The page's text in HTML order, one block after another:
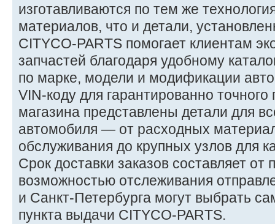
изготавливаются по тем же
материалов, что и детали,
CITYCO-PARTS помогает клиентам
запчастей благодаря удобному
по марке, модели и модификации
VIN-коду для гарантированно
магазина представлены детали для
автомобиля — от расходных
обслуживания до крупных узлов для
Срок доставки заказов составляет от
возможностью отслеживания
и Санкт-Петербурга могут выбрать
пункта выдачи CITYCO-PARTS.